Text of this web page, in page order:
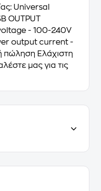
Universal
OUTPUT
- 100-240V
output current -
πώληση Ελάχιστη
μας για τις